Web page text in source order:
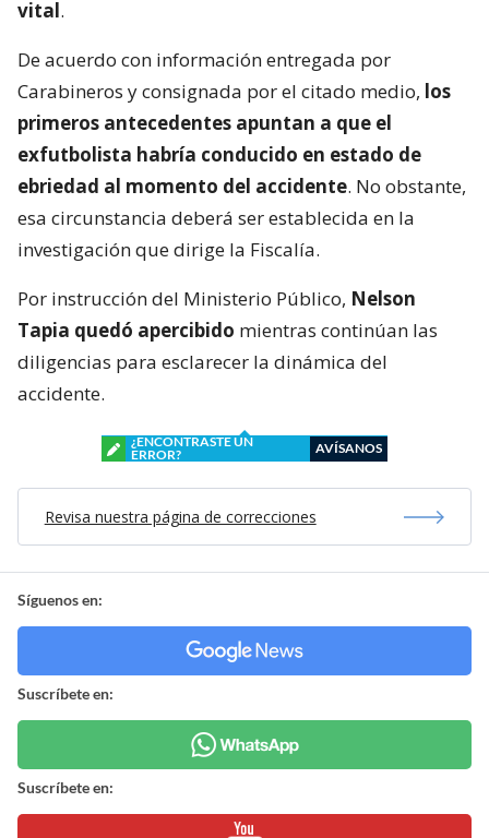
vital.
De acuerdo con información entregada por
Carabineros y consignada por el citado medio, los
primeros antecedentes apuntan a que el
exfutbolista habría conducido en estado de
ebriedad al momento del accidente. No obstante,
esa circunstancia deberá ser establecida en la
investigación que dirige la Fiscalía.
Por instrucción del Ministerio Público, Nelson
Tapia quedó apercibido mientras continúan las
diligencias para esclarecer la dinámica del
accidente.
¿ENCONTRASTE UN
ERROR?
AVÍSANOS
Revisa nuestra página de correcciones
Síguenos en:
Suscríbete en:
Suscríbete en: